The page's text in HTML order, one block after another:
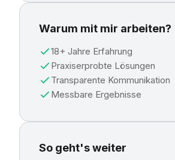
Warum mit mir arbeiten?
18+ Jahre Erfahrung
Praxiserprobte Lösungen
Transparente Kommunikation
Messbare Ergebnisse
So geht's weiter